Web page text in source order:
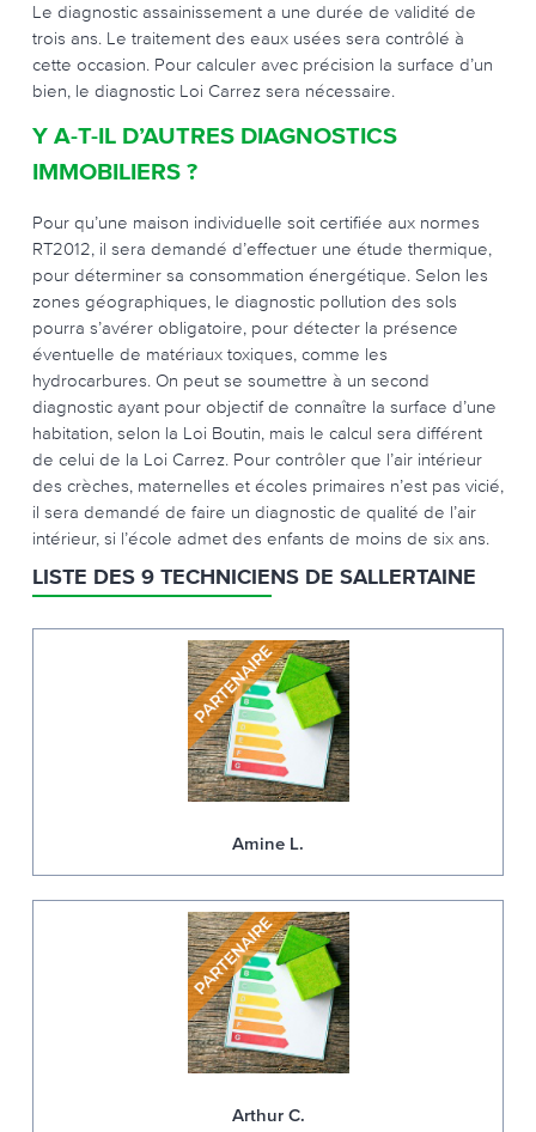
Le diagnostic assainissement a une durée de validité de
trois ans. Le traitement des eaux usées sera contrôlé à
cette occasion. Pour calculer avec précision la surface d’un
bien, le diagnostic Loi Carrez sera nécessaire.
Y A-T-IL D’AUTRES DIAGNOSTICS
IMMOBILIERS ?
Pour qu’une maison individuelle soit certifiée aux normes
RT2012, il sera demandé d’effectuer une étude thermique,
pour déterminer sa consommation énergétique. Selon les
zones géographiques, le diagnostic pollution des sols
pourra s’avérer obligatoire, pour détecter la présence
éventuelle de matériaux toxiques, comme les
hydrocarbures. On peut se soumettre à un second
diagnostic ayant pour objectif de connaître la surface d’une
habitation, selon la Loi Boutin, mais le calcul sera différent
de celui de la Loi Carrez. Pour contrôler que l’air intérieur
des crèches, maternelles et écoles primaires n’est pas vicié,
il sera demandé de faire un diagnostic de qualité de l’air
intérieur, si l’école admet des enfants de moins de six ans.
LISTE DES 9 TECHNICIENS DE SALLERTAINE
Amine L.
Arthur C.